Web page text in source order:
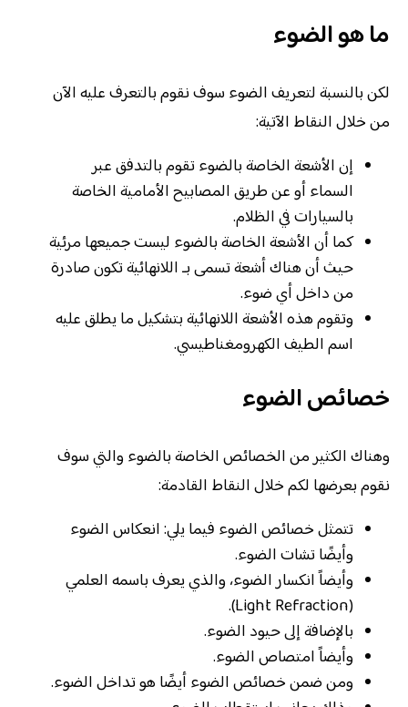
ما هو الضوء
لكن بالنسبة لتعريف الضوء سوف نقوم بالتعرف عليه الآن
من خلال النقاط الآتية:
إن الأشعة الخاصة بالضوء تقوم بالتدفق عبر
السماء أو عن طريق المصابيح الأمامية الخاصة
بالسيارات في الظلام.
كما أن الأشعة الخاصة بالضوء ليست جميعها مرئية
حيث أن هناك أشعة تسمى بـ اللانهائية تكون صادرة
من داخل أي ضوء.
وتقوم هذه الأشعة اللانهائية بتشكيل ما يطلق عليه
اسم الطيف الكهرومغناطيسي.
خصائص الضوء
وهناك الكثير من الخصائص الخاصة بالضوء والتي سوف
نقوم بعرضها لكم خلال النقاط القادمة:
تتمثل خصائص الضوء فيما يلي: انعكاس الضوء
وأيضًا تشات الضوء.
وأيضاً انكسار الضوء، والذي يعرف باسمه العلمي
(Light Refraction).
بالإضافة إلى حيود الضوء.
وأيضاً امتصاص الضوء.
ومن ضمن خصائص الضوء أيضًا هو تداخل الضوء.